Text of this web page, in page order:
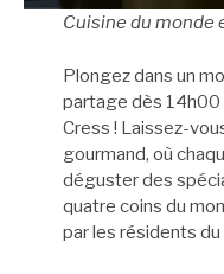
Cuisine du monde
Plongez dans un
partage dès 14h00
Cress ! Laissez-
gourmand, où
déguster des
quatre coins du
par les résidents